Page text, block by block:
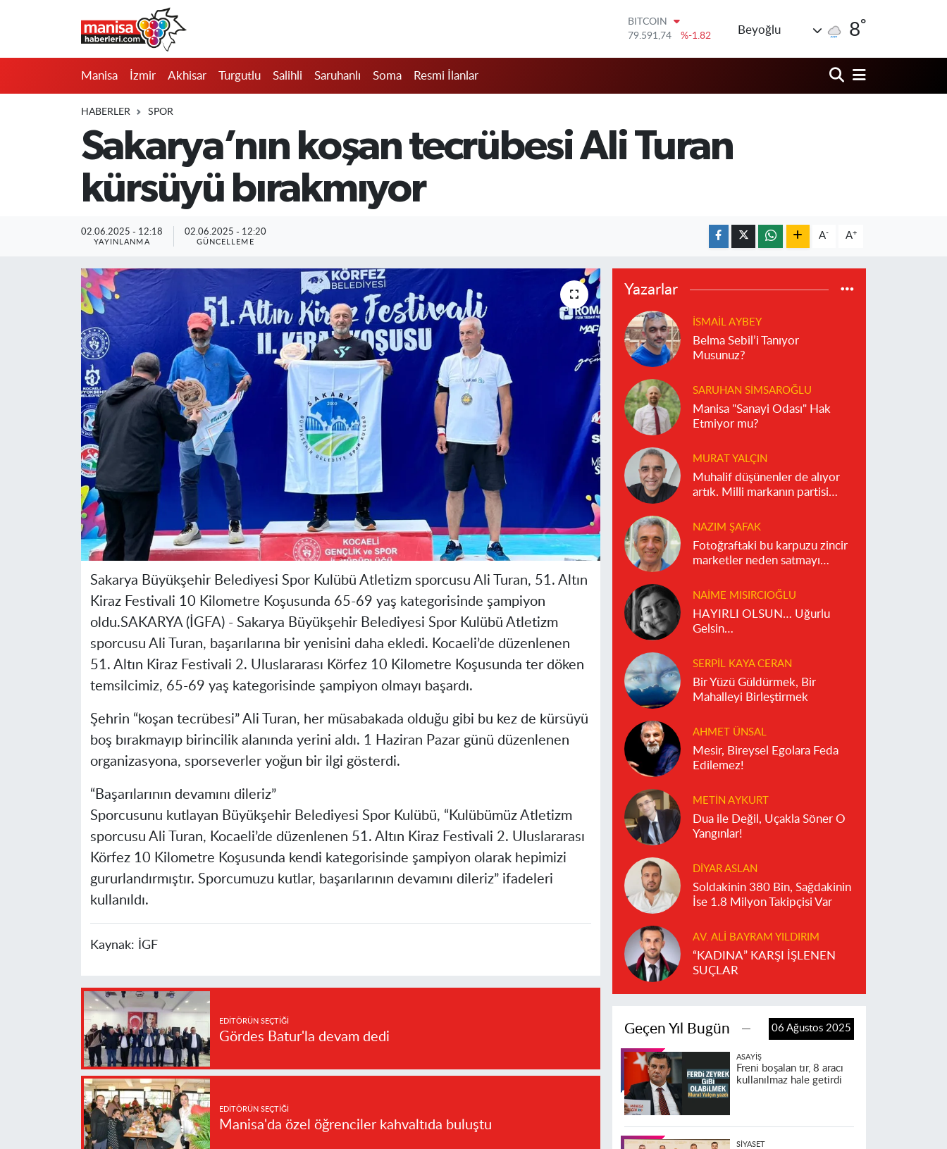
DOLAR
45,43620
%0.02
61,60380
%0.18
BİST100
14.598,00
%0
Beyoğlu 8°
Manisa İzmir Akhisar Turgutlu Salihli Saruhanlı Soma Resmi İlanlar
HABERLER SPOR
Sakarya’nın koşan tecrübesi Ali Turan
kürsüyü bırakmıyor
02.06.2025 - 12:18
YAYINLANMA
02.06.2025 - 12:20
GÜNCELLEME
A- A+
Sakarya Büyükşehir Belediyesi Spor Kulübü Atletizm sporcusu Ali Turan, 51. Altın
Kiraz Festivali 10 Kilometre Koşusunda 65-69 yaş kategorisinde şampiyon
oldu.SAKARYA (İGFA) - Sakarya Büyükşehir Belediyesi Spor Kulübü Atletizm
sporcusu Ali Turan, başarılarına bir yenisini daha ekledi. Kocaeli’de düzenlenen
51. Altın Kiraz Festivali 2. Uluslararası Körfez 10 Kilometre Koşusunda ter döken
temsilcimiz, 65-69 yaş kategorisinde şampiyon olmayı başardı.
Şehrin “koşan tecrübesi” Ali Turan, her müsabakada olduğu gibi bu kez de kürsüyü
boş bırakmayıp birincilik alanında yerini aldı. 1 Haziran Pazar günü düzenlenen
organizasyona, sporseverler yoğun bir ilgi gösterdi.
“Başarılarının devamını dileriz”
Sporcusunu kutlayan Büyükşehir Belediyesi Spor Kulübü, “Kulübümüz Atletizm
sporcusu Ali Turan, Kocaeli’de düzenlenen 51. Altın Kiraz Festivali 2. Uluslararası
Körfez 10 Kilometre Koşusunda kendi kategorisinde şampiyon olarak hepimizi
gururlandırmıştır. Sporcumuzu kutlar, başarılarının devamını dileriz” ifadeleri
kullanıldı.
Kaynak: İGF
EDITÖRÜN SEÇTIĞI
Gördes Batur'la devam dedi
EDITÖRÜN SEÇTIĞI
Manisa'da özel öğrenciler kahvaltıda buluştu
Yazarlar
İSMAIL AYBEY
Belma Sebil’i Tanıyor
Musunuz?
SARUHAN SIMSAROĞLU
Manisa "Sanayi Odası" Hak
Etmiyor mu?
MURAT YALÇIN
Muhalif düşünenler de alıyor
artık. Milli markanın partisi
NAZIM ŞAFAK
Fotoğraftaki bu karpuzu zincir
marketler neden satmayı
NAIME MISIRCIOĞLU
HAYIRLI OLSUN… Uğurlu
Gelsin…
SERPIL KAYA CERAN
Bir Yüzü Güldürmek, Bir
Mahalleyi Birleştirmek
AHMET ÜNSAL
Mesir, Bireysel Egolara Feda
Edilemez!
METIN AYKURT
Dua ile Değil, Uçakla Söner O
Yangınlar!
DIYAR ASLAN
Soldakinin 380 Bin, Sağdakinin
İse 1.8 Milyon Takipçisi Var
AV. ALI BAYRAM YILDIRIM
“KADINA” KARŞI İŞLENEN
SUÇLAR
Geçen Yıl Bugün 06 Ağustos 2025
ASAYIŞ
Freni boşalan tır, 8 aracı
kullanılmaz hale getirdi
SIYASET
Saruhanlı
Resmi İlanlar
Manisa Nöbetçi Eczaneler
Manisa Trafik Yoğunluk Haritası
Süper Lig Puan Durumu ve Fikstür
Tüm Manşetler
Son Dakika Haberleri
Haber Arşivi